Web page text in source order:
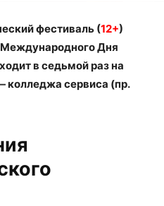
фестиваль (12+)
Дня
в седьмой раз на
колледжа сервиса (пр.